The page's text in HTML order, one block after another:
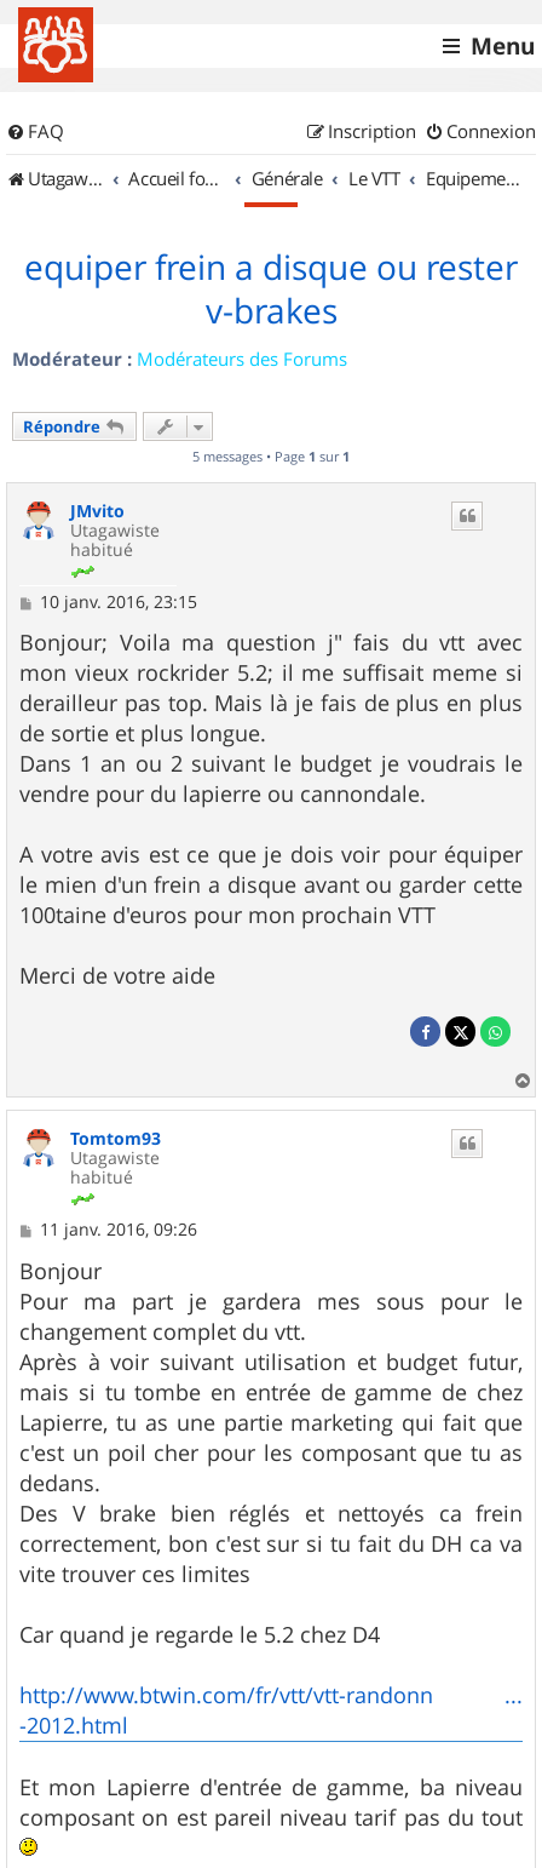
Menu
FAQ Connexion
Inscription
UtagawaVTT (Randos VTT et VTTAE avec traces GPS)
Accueil forum Générale Le VTT Equipements et Accessoires
equiper frein a disque ou rester
v-brakes
Modérateur : Modérateurs des Forums
Répondre
5 messages • Page 1 sur 1
JMvito
Utagawiste
habitué
M
s
s
a
g
e
10 janv. 2016, 23:15
Bonjour; Voila ma question j" fais du vtt avec
mon vieux rockrider 5.2; il me suffisait meme si
derailleur pas top. Mais là je fais de plus en plus
de sortie et plus longue.
Dans 1 an ou 2 suivant le budget je voudrais le
vendre pour du lapierre ou cannondale.
A votre avis est ce que je dois voir pour équiper
le mien d'un frein a disque avant ou garder cette
100taine d'euros pour mon prochain VTT
Merci de votre aide
a
Tomtom93
Utagawiste
habitué
M
s
s
a
g
e
11 janv. 2016, 09:26
Bonjour
Pour ma part je gardera mes sous pour le
changement complet du vtt.
Après à voir suivant utilisation et budget futur,
mais si tu tombe en entrée de gamme de chez
Lapierre, tu as une partie marketing qui fait que
c'est un poil cher pour les composant que tu as
dedans.
Des V brake bien réglés et nettoyés ca frein
correctement, bon c'est sur si tu fait du DH ca va
vite trouver ces limites
Car quand je regarde le 5.2 chez D4
http://www.btwin.com/fr/vtt/vtt-randonn ...
-2012.html
Et mon Lapierre d'entrée de gamme, ba niveau
composant on est pareil niveau tarif pas du tout